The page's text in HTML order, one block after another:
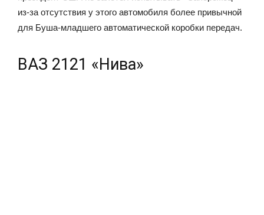
из-за отсутствия у этого автомобиля более привычной
для Буша-младшего автоматической коробки передач.
ВАЗ 2121 «Нива»